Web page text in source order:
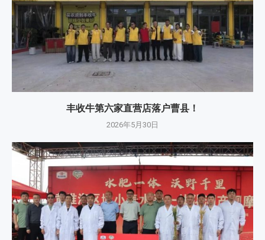
丰收牛第六家直营店落户曹县！
2026年5月30日